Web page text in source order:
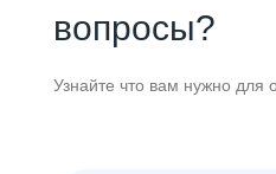
вопросы?
Узнайте что вам нужно